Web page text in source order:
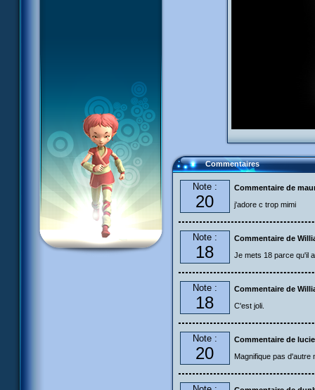
Commentaires
Note :
20
Commentaire de
j'adore c trop mimi
Note :
18
Commentaire de
Je mets 18 parce qu'il
Note :
18
Commentaire de
C'est joli.
Note :
20
Commentaire de
Magnifique pas d'autre